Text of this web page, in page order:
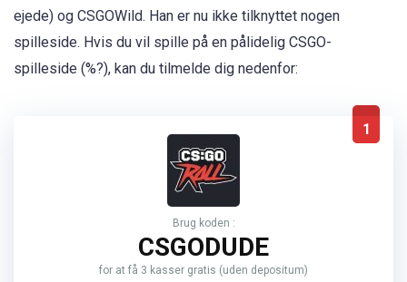
ejede) og CSGOWild. Han er nu ikke tilknyttet nogen
spilleside. Hvis du vil spille på en pålidelig CSGO-
spilleside (%?), kan du tilmelde dig nedenfor:
1
Brug koden :
CSGODUDE
for at få 3 kasser gratis (uden depositum)